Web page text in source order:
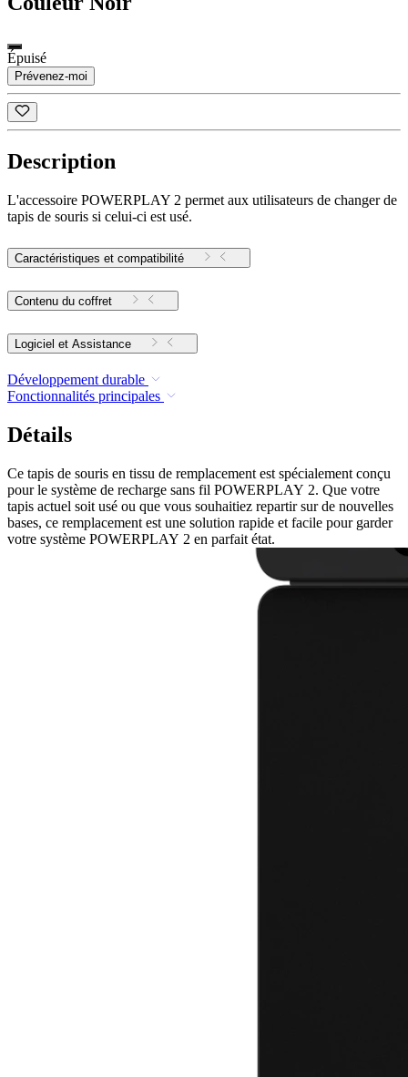
Épuisé
Prévenez-moi
Description
L'accessoire POWERPLAY 2 permet aux utilisateurs de changer de
tapis de souris si celui-ci est usé.
Caractéristiques et compatibilité
Contenu du coffret
Logiciel et Assistance
Développement durable
Fonctionnalités principales
Détails
Ce tapis de souris en tissu de remplacement est spécialement conçu
pour le système de recharge sans fil POWERPLAY 2. Que votre
tapis actuel soit usé ou que vous souhaitiez repartir sur de nouvelles
bases, ce remplacement est une solution rapide et facile pour garder
votre système POWERPLAY 2 en parfait état.